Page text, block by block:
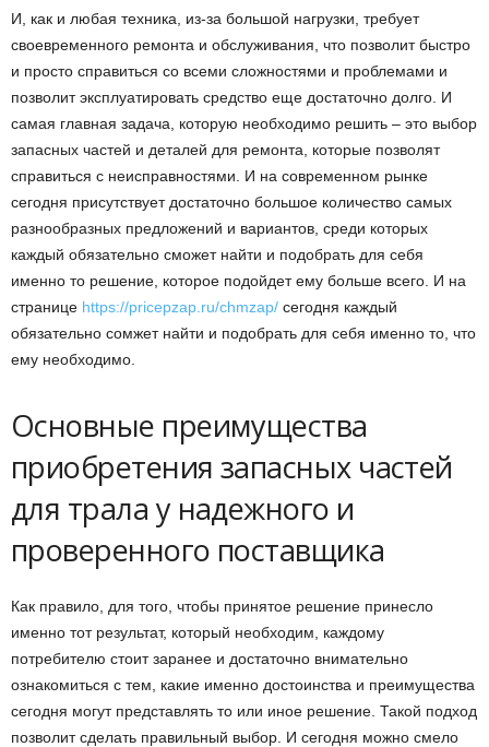
И, как и любая техника, из-за большой нагрузки, требует
своевременного ремонта и обслуживания, что позволит быстро
и просто справиться со всеми сложностями и проблемами и
позволит эксплуатировать средство еще достаточно долго. И
самая главная задача, которую необходимо решить – это выбор
запасных частей и деталей для ремонта, которые позволят
справиться с неисправностями. И на современном рынке
сегодня присутствует достаточно большое количество самых
разнообразных предложений и вариантов, среди которых
каждый обязательно сможет найти и подобрать для себя
именно то решение, которое подойдет ему больше всего. И на
странице https://pricepzap.ru/chmzap/ сегодня каждый
обязательно сомжет найти и подобрать для себя именно то, что
ему необходимо.
Основные преимущества
приобретения запасных частей
для трала у надежного и
проверенного поставщика
Как правило, для того, чтобы принятое решение принесло
именно тот результат, который необходим, каждому
потребителю стоит заранее и достаточно внимательно
ознакомиться с тем, какие именно достоинства и преимущества
сегодня могут представлять то или иное решение. Такой подход
позволит сделать правильный выбор. И сегодня можно смело